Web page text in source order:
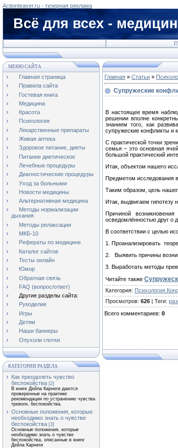
Actionteaser.ru - тизерная реклама
Всё для всех -
МЕНЮ САЙТА
Главная страница
Правила сайта
Гостевая книга
Медицина
Красота
Психология
Лекарственные препараты
Живая аптека
Здоровое питание, диеты
Питание диетическое
Лечебные процедуры
Диагностические процедуры
Уход за больными
Новости медицины
Альтернативная медицина
Методы нормализации
дыхания
Методы релаксации
МКБ-10
Рефераты по медицине
Каталог сайтов
Тесты онлайн
Юмор
Обратная связь
FAQ (вопрос/ответ)
Другие разделы сайта:
Рукоделие
Игры
Детям
Наши баннеры
Опухоли глотки
КАТЕГОРИИ РАЗДЕЛА
Как преодолеть чувство
беспокойства [2]
В книге Дейла Карнеги даются
проверенные на практике
рекомендации по устранению чувства
тревоги, беспокойства.
Основные положения, которые
необходимо знать о чувстве
беспокойства [3]
Основные положения, которые
необходимо знать о чувстве
беспокойства, описанные в книге
Дейла Карнеги
Главная » Статьи »
Супружеские
В настоящее время
решении вполне
знанием того, как
супружеские конфликты и
С практической точки
семья – это основная
большой практический
Итак, объектом нашего
Предметом исследования
Таким образом, цель
Итак, выдвигаем гипотезу
Причиной
осведомлённостью друг о
В соответствии с целью
1. Проанализировать
2. Выявить причины
3. Выработать методы
Читайте также
Категория:
Просмотров: 626 | Теги:
Всего комментариев: 0